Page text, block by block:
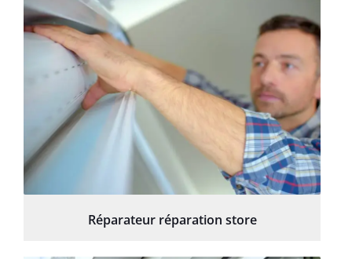
Réparateur réparation store